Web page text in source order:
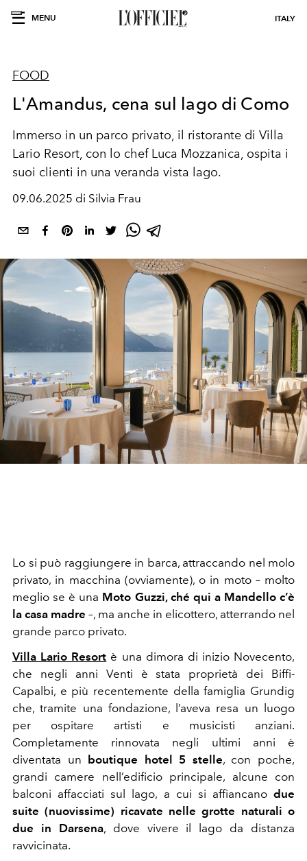
MENU ITALY
FOOD
L'Amandus, cena sul lago di Como
Immerso in un parco privato, il ristorante di Villa
Lario Resort, con lo chef Luca Mozzanica, ospita i
suoi clienti in una veranda vista lago.
09.06.2025 di Silvia Frau
Lo si può raggiungere in barca, attraccando nel molo
privato, in macchina (ovviamente), o in moto – molto
meglio se è una Moto Guzzi, ché qui a Mandello c’è
la casa madre –, ma anche in elicottero, atterrando nel
grande parco privato.
Villa Lario Resort è una dimora di inizio Novecento,
che negli anni Venti è stata proprietà dei Biffi-
Capalbi, e più recentemente della famiglia Grundig
che, tramite una fondazione, l’aveva resa un luogo
per ospitare artisti e musicisti anziani.
Completamente rinnovata negli ultimi anni è
diventata un boutique hotel 5 stelle, con poche,
grandi camere nell’edificio principale, alcune con
balconi affacciati sul lago, a cui si affiancano due
suite (nuovissime) ricavate nelle grotte naturali o
due in Darsena, dove vivere il lago da distanza
ravvicinata.